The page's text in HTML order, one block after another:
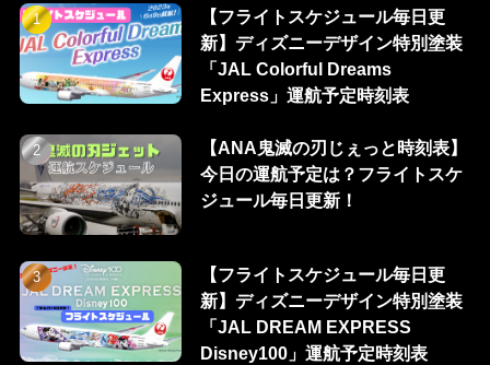
【フライトスケジュール毎日更
新】ディズニーデザイン特別塗装
「JAL Colorful Dreams
Express」運航予定時刻表
【ANA鬼滅の刃じぇっと時刻表】
今日の運航予定は？フライトスケ
ジュール毎日更新！
【フライトスケジュール毎日更
新】ディズニーデザイン特別塗装
「JAL DREAM EXPRESS
Disney100」運航予定時刻表